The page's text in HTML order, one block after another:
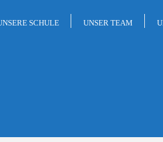
SCHULE UNSER TEAM